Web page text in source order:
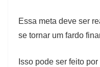
Essa meta deve ser
se tornar um fardo
Isso pode ser feito